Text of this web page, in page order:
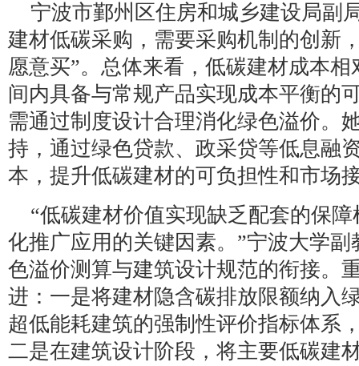
宁波市鄞州区住房和城乡建设局副
建材低碳采购，需要采购机制的创新
愿意买”。总体来看，低碳建材成本
间内具备与常规产品实现成本平衡的
需通过制度设计合理消化绿色溢价。
持，通过绿色贷款、政采贷等低息融
本，提升低碳建材的可负担性和市场
“低碳建材价值实现缺乏配套的保
化推广应用的关键因素。”宁波大学
色溢价测算与建筑设计规范的衔接。
进：一是将建材隐含碳排放限额纳入
超低能耗建筑的强制性评价指标体系
二是在建筑设计阶段，将主要低碳建